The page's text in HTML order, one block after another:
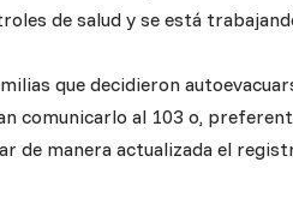
de salud y se está
que decidieron
comunicarlo al 103 o,
de manera actualizada el